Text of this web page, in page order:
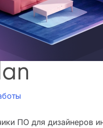
ПО для дизайнеров